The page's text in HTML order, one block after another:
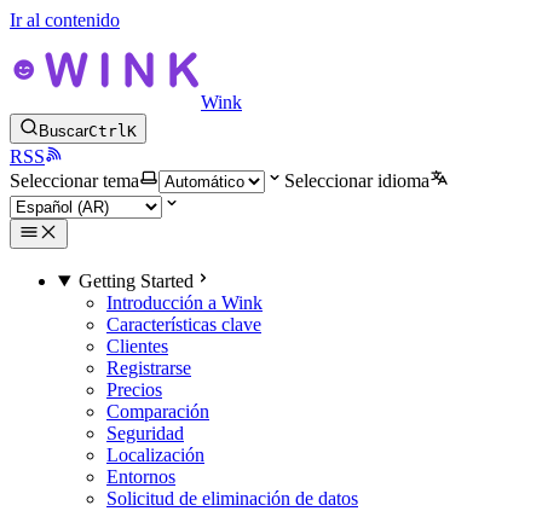
Ir al contenido
Wink
BuscarCtrlK
RSS
Seleccionar tema
Seleccionar idioma
Getting Started
Introducción a Wink
Características clave
Clientes
Registrarse
Precios
Comparación
Seguridad
Localización
Entornos
Solicitud de eliminación de datos